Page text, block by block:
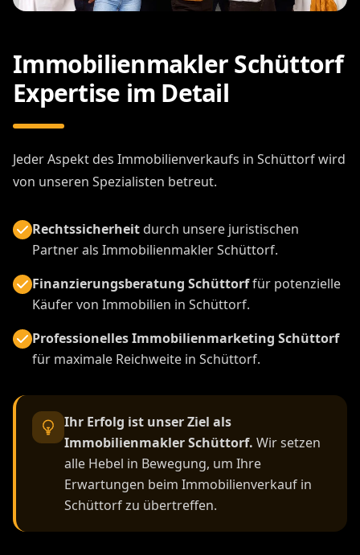
Immobilienmakler Schüttorf
Expertise im Detail
Jeder Aspekt des Immobilienverkaufs in Schüttorf wird
von unseren Spezialisten betreut.
Rechtssicherheitdurch unsere juristischen
Partner als Immobilienmakler Schüttorf.
Finanzierungsberatung Schüttorffür potenzielle
Käufer von Immobilien in Schüttorf.
Professionelles Immobilienmarketing Schüttorf
für maximale Reichweite in Schüttorf.
Ihr Erfolg ist unser Ziel als
Immobilienmakler Schüttorf. Wir setzen
alle Hebel in Bewegung, um Ihre
Erwartungen beim Immobilienverkauf in
Schüttorf zu übertreffen.